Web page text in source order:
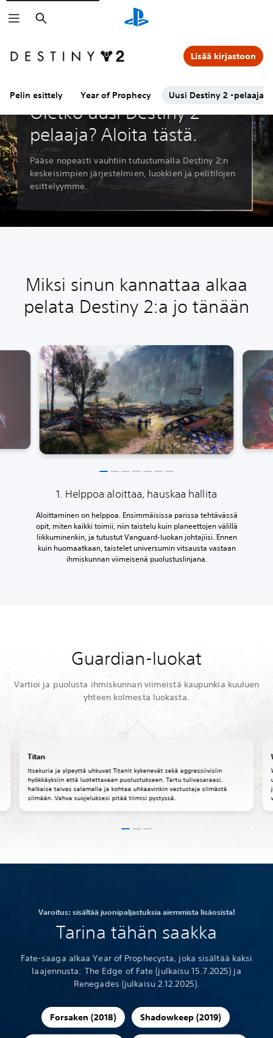
Haku
Pelin esittely Year of Prophecy Uusi Destiny 2 -pelaaja?
Lisää kirjastoon
Oletko uusi Destiny 2 -
pelaaja? Aloita tästä.
Pääse nopeasti vauhtiin tutustumalla Destiny 2:n
keskeisimpien järjestelmien, luokkien ja pelitilojen
esittelyymme.
Miksi sinun kannattaa alkaa
pelata Destiny 2:a jo tänään
1. Helppoa aloittaa, hauskaa hallita
Aloittaminen on helppoa. Ensimmäisissa parissa tehtävässä
opit, miten kaikki toimii, niin taistelu kuin planeettojen välillä
liikkuminenkin, ja tutustut Vanguard-luokan johtajiisi. Ennen
kuin huomaatkaan, taistelet universumin vitsausta vastaan
ihmiskunnan viimeisenä puolustuslinjana.
Guardian-luokat
Vartioi ja puolusta ihmiskunnan viimeistä kaupunkia kuuluen
yhteen kolmesta luokasta.
Titan
Itsekuria ja ylpeyttä uhkuvat Titanit kykenevät sekä aggressiivisiin
hyökkäyksiin että luotettavaan puolustukseen. Tartu tulivasaraasi,
halkaise taivas salamalla ja kohtaa uhkaavinkin vastustaja silmästä
silmään. Vahva suojeluksesi pitää tiimisi pystyssä.
Varoitus: sisältää juonipaljastuksia aiemmista lisäosista!
Tarina tähän saakka
Fate-saaga alkaa Year of Prophecysta, joka sisältää kaksi
laajennusta: The Edge of Fate (julkaisu 15.7.2025) ja
Renegades (julkaisu 2.12.2025).
Forsaken (2018) Shadowkeep (2019)